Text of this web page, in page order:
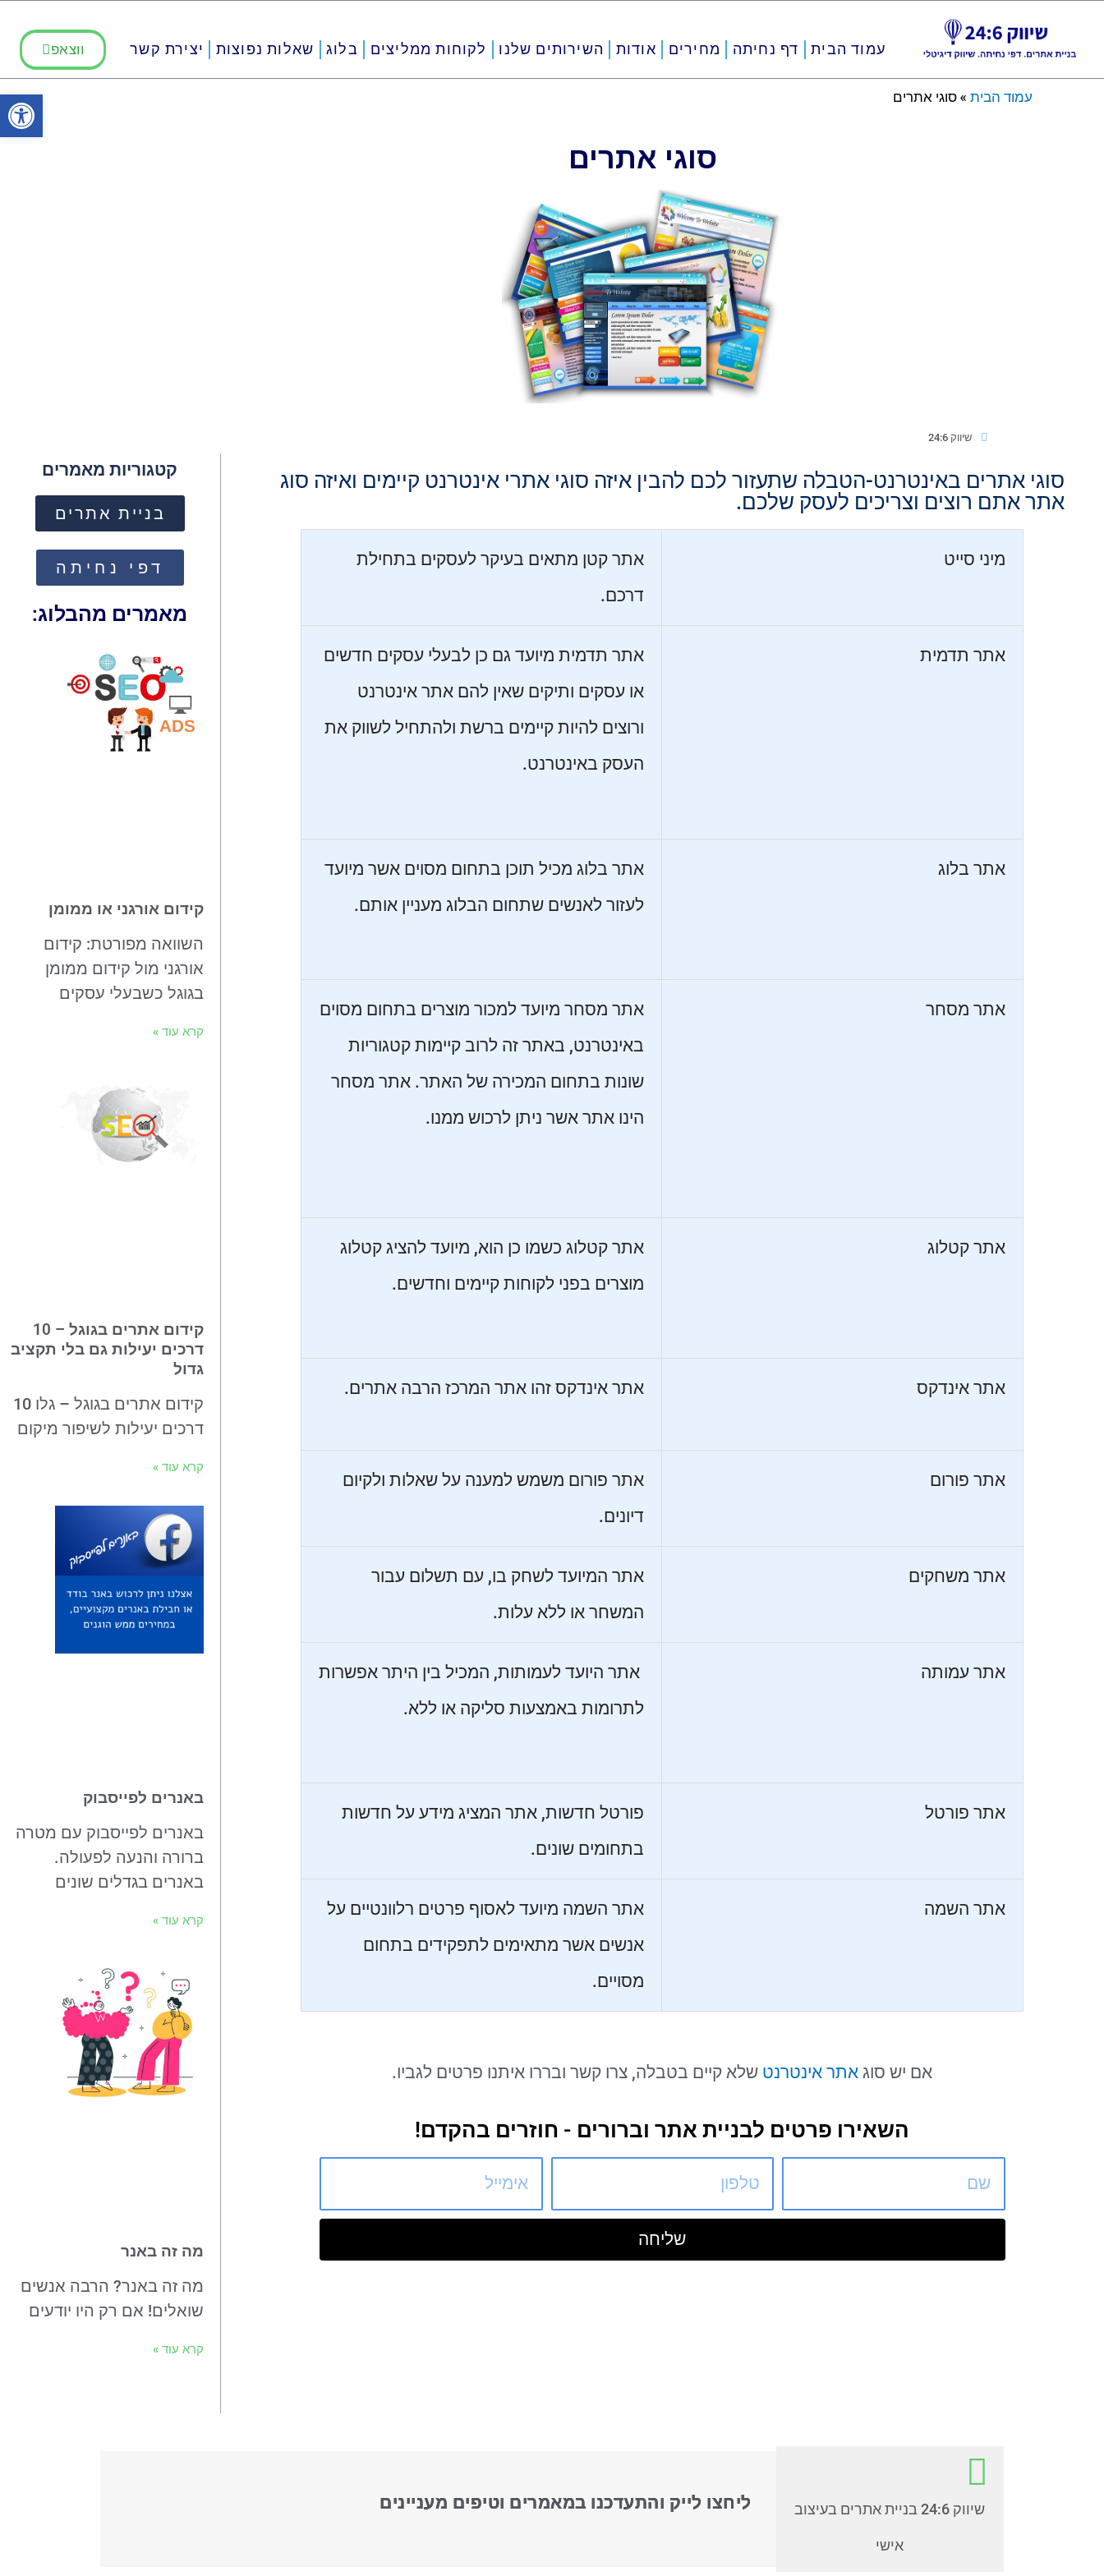
פתח
עמוד הבית דף נחיתה מחירים אודות השירותים שלנו לקוחות ממליצים בלוג שאלות נפוצות יצירת קשר ווצאפ
עמוד הבית »סוגי אתרים
סוגי אתרים
שיווק 24:6
סוגי אתרים באינטרנט-הטבלה שתעזור לכם להבין איזה סוגי אתרי אינטרנט קיימים ואיזה סוג
אתר אתם רוצים וצריכים לעסק שלכם.
מיני סייט
אתר קטן מתאים בעיקר לעסקים בתחילת
דרכם.
אתר תדמית
אתר תדמית מיועד גם כן לבעלי עסקים חדשים
או עסקים ותיקים שאין להם אתר אינטרנט
ורוצים להיות קיימים ברשת ולהתחיל לשווק את
העסק באינטרנט.
אתר בלוג
אתר בלוג מכיל תוכן בתחום מסוים אשר מיועד
לעזור לאנשים שתחום הבלוג מעניין אותם.
אתר מסחר
אתר מסחר מיועד למכור מוצרים בתחום מסוים
באינטרנט, באתר זה לרוב קיימות קטגוריות
שונות בתחום המכירה של האתר. אתר מסחר
הינו אתר אשר ניתן לרכוש ממנו.
אתר קטלוג
אתר קטלוג כשמו כן הוא, מיועד להציג קטלוג
מוצרים בפני לקוחות קיימים וחדשים.
אתר אינדקס אתר אינדקס זהו אתר המרכז הרבה אתרים.
אתר פורום
אתר פורום משמש למענה על שאלות ולקיום
דיונים.
אתר משחקים
אתר המיועד לשחק בו, עם תשלום עבור
המשחר או ללא עלות.
אתר עמותה
אתר היועד לעמותות, המכיל בין היתר אפשרות
לתרומות באמצעות סליקה או ללא.
אתר פורטל
פורטל חדשות, אתר המציג מידע על חדשות
בתחומים שונים.
אתר השמה
אתר השמה מיועד לאסוף פרטים רלוונטיים על
אנשים אשר מתאימים לתפקידים בתחום
מסויים.
אם יש סוג אתר אינטרנט שלא קיים בטבלה, צרו קשר ובררו איתנו פרטים לגביו.
השאירו פרטים לבניית אתר וברורים - חוזרים בהקדם!
שליחה
קטגוריות מאמרים
בניית אתרים
דפי נחיתה
מאמרים מהבלוג:
קידום אורגני או ממומן
השוואה מפורטת: קידום
אורגני מול קידום ממומן
בגוגל כשבעלי עסקים
קרא עוד »
קידום אתרים בגוגל – 10
דרכים יעילות גם בלי תקציב
גדול
קידום אתרים בגוגל – גלו 10
דרכים יעילות לשיפור מיקום
קרא עוד »
באנרים לפייסבוק
באנרים לפייסבוק עם מטרה
ברורה והנעה לפעולה.
באנרים בגדלים שונים
קרא עוד »
מה זה באנר
מה זה באנר? הרבה אנשים
שואלים! אם רק היו יודעים
קרא עוד »
שיווק 24:6 בניית אתרים בעיצוב
אישי
ליחצו לייק והתעדכנו במאמרים וטיפים מעניינים